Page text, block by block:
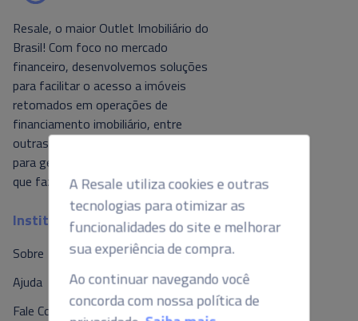
tecnologias para otimizar as
funcionalidades do site e melhorar
sua experiência de compra.
Ao continuar navegando você
concorda com nossa política de
privacidade.Saiba mais.
Resale, o maior Outlet Imobiliário do
Brasil! Com foco no mercado
financeiro, desenvolvemos soluções
para facilitar o acesso a imóveis
retomados em operações de
financiamento imobiliário, entre
outras. Tecnologia e foco no cliente
para gerar valor ao mercado, é isso o
que fazemos por aqui.
Institucional
Sobre
Ajuda
Fale Conosco